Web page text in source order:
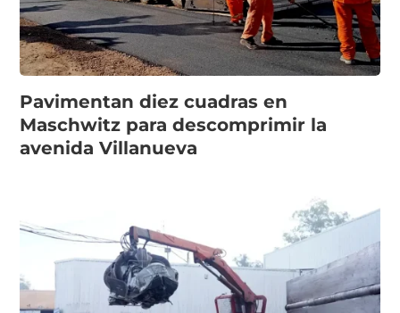
Pavimentan diez cuadras en
Maschwitz para descomprimir la
avenida Villanueva